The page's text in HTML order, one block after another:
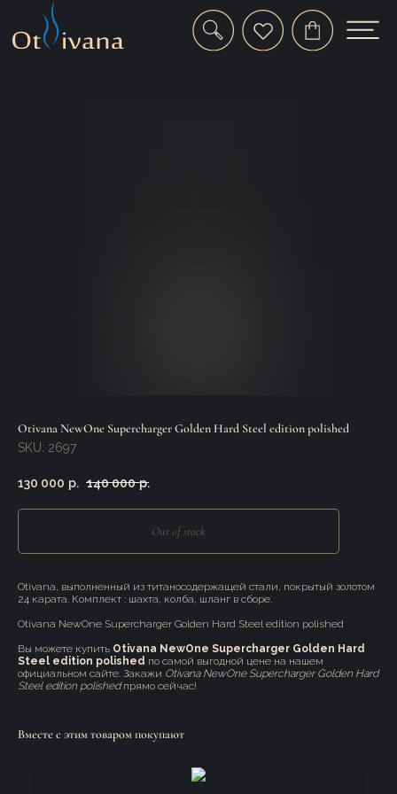
Otivana NewOne Supercharger Golden Hard Steel edition polished
SKU: 2697
130 000 р. 140 000 р.
Out of stock
Otivana, выполненный из титаносодержащей стали, покрытый золотом
24 карата. Комплект : шахта, колба, шланг в сборе.
Otivana NewOne Supercharger Golden Hard Steel edition polished
Вы можете купить Otivana NewOne Supercharger Golden Hard
Steel edition polished по самой выгодной цене на нашем
официальном сайте. Закажи Otivana NewOne Supercharger Golden Hard
Steel edition polishedпрямо сейчас!
Вместе с этим товаром покупают